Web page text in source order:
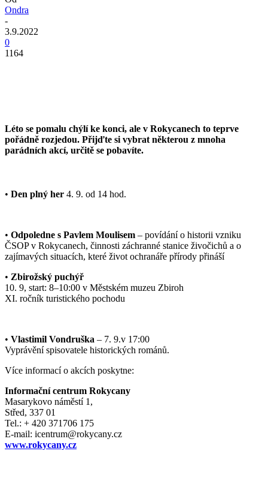
Ondra
-
3.9.2022
0
1164
Léto se pomalu chýlí ke konci, ale v Rokycanech to teprve
pořádně rozjedou. Přijďte si vybrat některou z mnoha
parádních akcí, určitě se pobavíte.
• Den plný her 4. 9. od 14 hod.
• Odpoledne s Pavlem Moulisem – povídání o historii vzniku
ČSOP v Rokycanech, činnosti záchranné stanice živočichů a o
zajímavých situacích, které život ochranáře přírody přináší
• Zbirožský puchýř
10. 9, start: 8–10:00 v Městském muzeu Zbiroh
XI. ročník turistického pochodu
• Vlastimil Vondruška – 7. 9.v 17:00
Vyprávění spisovatele historických románů.
Více informací o akcích poskytne:
Informační centrum Rokycany
Masarykovo náměstí 1,
Střed, 337 01
Tel.: + 420 371706 175
E-mail: icentrum@rokycany.cz
www.rokycany.cz